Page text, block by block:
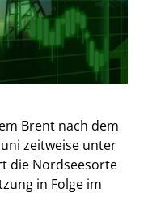
Brent nach dem
zeitweise unter
die Nordseesorte
in Folge im